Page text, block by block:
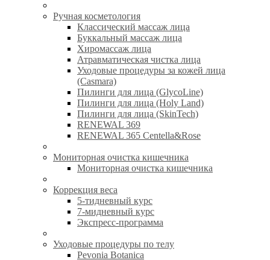
Ручная косметология
Классический массаж лица
Буккальный массаж лица
Хиромассаж лица
Атравматическая чистка лица
Уходовые процедуры за кожей лица
(Casmara)
Пилинги для лица (GlycoLine)
Пилинги для лица (Holy Land)
Пилинги для лица (SkinTech)
RENEWAL 369
RENEWAL 365 Centella&Rose
Мониторная очистка кишечника
Мониторная очистка кишечника
Коррекция веса
5-тидневный курс
7-мидневный курс
Экспресс-программа
Уходовые процедуры по телу
Pevonia Botanica